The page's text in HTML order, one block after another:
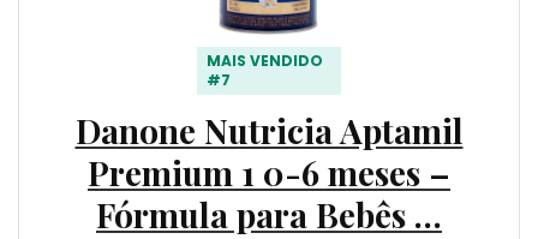
MAIS VENDIDO
#7
Danone Nutricia Aptamil
Premium 1 0-6 meses –
Fórmula para Bebês …